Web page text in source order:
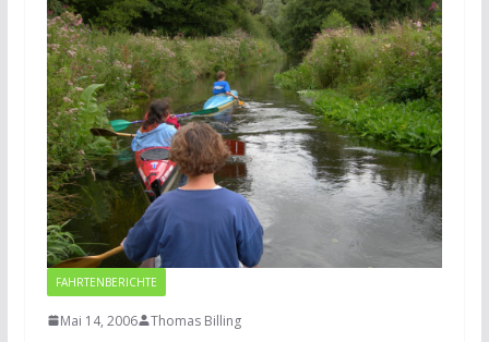
FAHRTENBERICHTE
Mai 14, 2006 Thomas Billing